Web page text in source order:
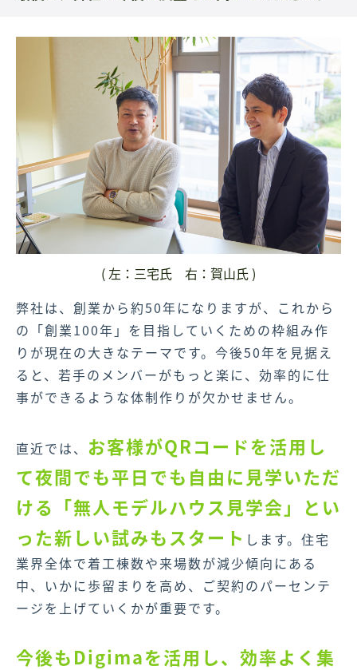
弊社は、創業から約50年になりますが、これから
の「創業100年」を目指していくための枠組み作
りが現在の大きなテーマです。今後50年を見据え
ると、若手のメンバーがもっと楽に、効率的に仕
事ができるような体制作りが欠かせません。
直近では、 お客様がQRコードを活用し
て夜間でも平日でも自由に見学いただ
ける「無人モデルハウス見学会」とい
った新しい試みもスタート します。住宅
業界全体で着工棟数や来場数が減少傾向にある
中、いかに歩留まりを高め、ご契約のパーセンテ
ージを上げていくかが重要です。
今後もDigimaを活用し、効率よく集
( 左：三宅氏 右：賀山氏 )